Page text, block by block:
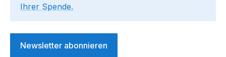
Ihrer Spende.
Newsletter abonnieren